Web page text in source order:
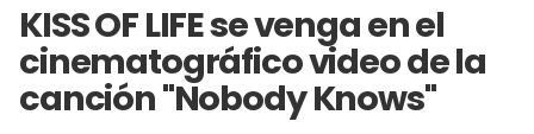
KISS OF LIFE se venga en el
cinematográfico video de la
canción "Nobody Knows"